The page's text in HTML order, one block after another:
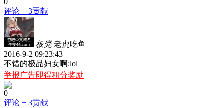
0
评论 + 3贡献
板凳 老虎吃鱼
2016-9-2 09:23:43
不错的极品妇女啊:lol
举报广告即得积分奖励
0
评论 + 3贡献